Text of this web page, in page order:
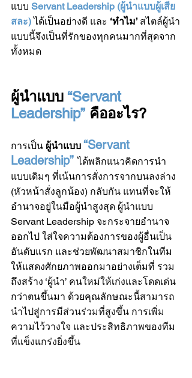
แบบ Servant Leadership (ผู้นำแบบผู้เสีย
สละ) ได้เป็นอย่างดี และ ‘ทำไม’ สไตล์ผู้นำ
แบบนี้จึงเป็นที่รักของทุกคนมากที่สุดจาก
ทั้งหมด
ผู้นำแบบ “Servant
Leadership” คืออะไร?
การเป็น ผู้นำแบบ “Servant
Leadership” ได้พลิกแนวคิดการนำ
แบบเดิมๆ ที่เน้นการสั่งการจากบนลงล่าง
(หัวหน้าสั่งลูกน้อง) กลับกัน แทนที่จะให้
อำนาจอยู่ในมือผู้นำสูงสุด ผู้นำแบบ
Servant Leadership จะกระจายอำนาจ
ออกไป ใส่ใจความต้องการของผู้อื่นเป็น
อันดับแรก และช่วยพัฒนาสมาชิกในทีม
ให้แสดงศักยภาพออกมาอย่างเต็มที่ รวม
ถึงสร้าง ‘ผู้นำ’ คนใหม่ให้เก่งและโดดเด่น
กว่าตนขึ้นมา ด้วยคุณลักษณะนี้สามารถ
นำไปสู่การมีส่วนร่วมที่สูงขึ้น การเพิ่ม
ความไว้วางใจ และประสิทธิภาพของทีม
ที่แข็งแกร่งยิ่งขึ้น